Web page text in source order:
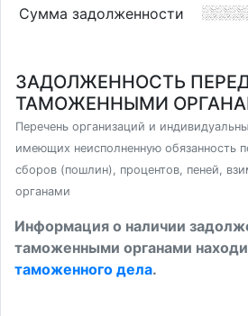
Сумма задолженности
ЗАДОЛЖЕННОСТЬ
ТАМОЖЕННЫМИ
Перечень организаций и
имеющих неисполненную обязанность
сборов (пошлин), процентов, пеней,
органами
Информация о наличии
таможенными органами
таможенного дела.